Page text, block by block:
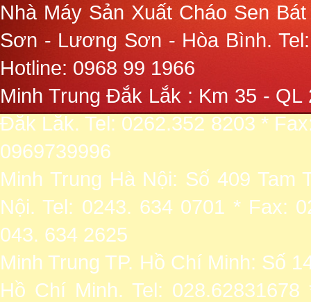
Nhà Máy Sản Xuất Cháo Sen
Sơn - Lương Sơn - Hòa Bình.
Hotline: 0968 99 1966
Minh Trung Đắk Lắk : Km 35 -
Đăk Lăk. Tel: 0262.352 8203 *
0969739996
Minh Trung Hà Nội: Số 409
Nội. Tel: 0243. 634 0701 * Fax:
043. 634 2625
Minh Trung TP. Hồ Chí Minh: Số
Hồ Chí Minh. Tel: